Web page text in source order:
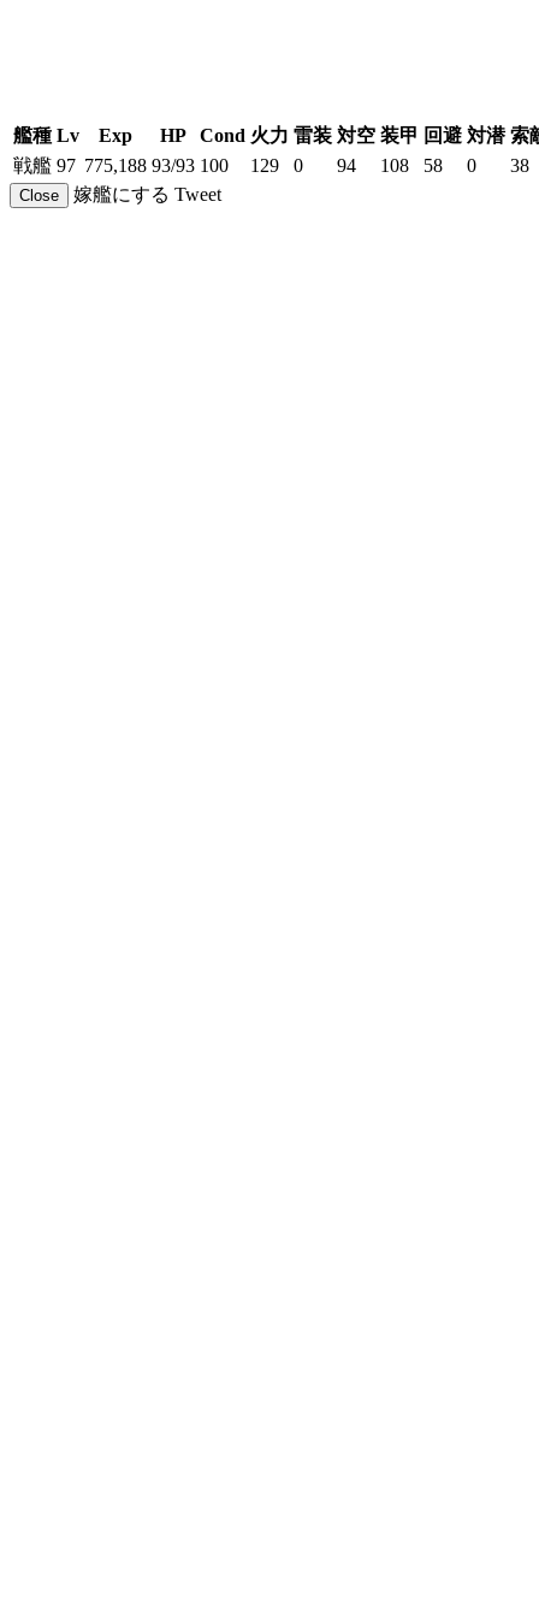
艦種 Lv Exp HP Cond 火力 雷装 対空 装甲 回避 対潜 索
戦艦 97 775,188 93/93 100 129 0 94 108 58 0 38
Close 嫁艦にする Tweet